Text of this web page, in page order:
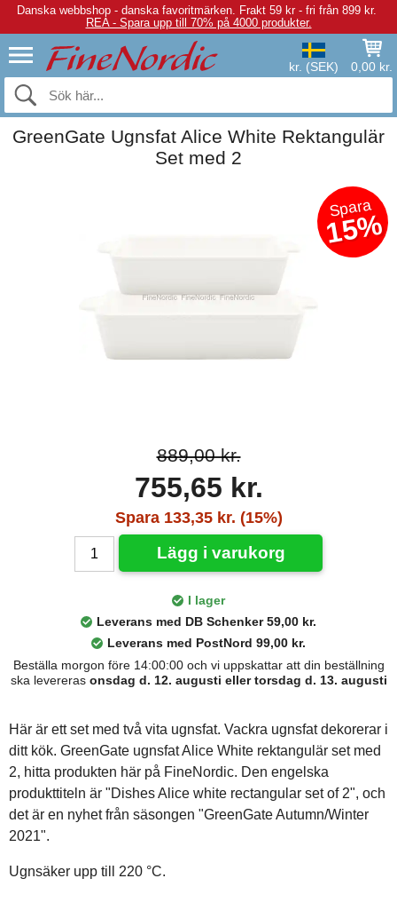
Danska webbshop - danska favoritmärken. Frakt 59 kr - fri från 899 kr.
REA - Spara upp till 70% på 4000 produkter.
kr. (SEK) 0,00 kr.
GreenGate Ugnsfat Alice White Rektangulär
Set med 2
Spara
15%
889,00 kr.
755,65 kr.
Spara 133,35 kr. (15%)
Lägg i varukorg
I lager
Leverans med DB Schenker 59,00 kr.
Leverans med PostNord 99,00 kr.
Beställa morgon före 14:00:00 och vi uppskattar att din beställning
ska levereras onsdag d. 12. augusti eller torsdag d. 13. augusti
Här är ett set med två vita ugnsfat. Vackra ugnsfat dekorerar i
ditt kök. GreenGate ugnsfat Alice White rektangulär set med
2, hitta produkten här på FineNordic. Den engelska
produkttiteln är "Dishes Alice white rectangular set of 2", och
det är en nyhet från säsongen "GreenGate Autumn/Winter
2021".
Ugnsäker upp till 220 °C.